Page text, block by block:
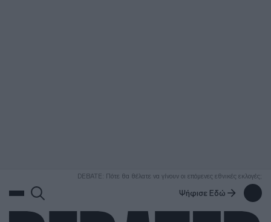
DEBATE: Πότε θα θέλατε να γίνουν οι επόμενες εθνικές εκλογές;
Ψήφισε Εδώ